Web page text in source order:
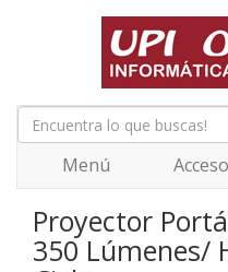
Menú Acceso
Proyector
350 Lúmenes/